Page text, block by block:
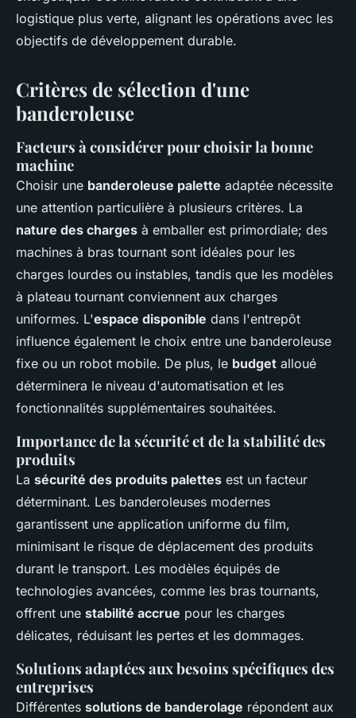
logistique plus verte, alignant les opérations avec les
objectifs de développement durable.
Critères de sélection d'une
banderoleuse
Facteurs à considérer pour choisir la bonne
machine
Choisir une banderoleuse palette adaptée nécessite
une attention particulière à plusieurs critères. La
nature des charges à emballer est primordiale; des
machines à bras tournant sont idéales pour les
charges lourdes ou instables, tandis que les modèles
à plateau tournant conviennent aux charges
uniformes. L'espace disponible dans l'entrepôt
influence également le choix entre une banderoleuse
fixe ou un robot mobile. De plus, le budget alloué
déterminera le niveau d'automatisation et les
fonctionnalités supplémentaires souhaitées.
Importance de la sécurité et de la stabilité des
produits
La sécurité des produits palettes est un facteur
déterminant. Les banderoleuses modernes
garantissent une application uniforme du film,
minimisant le risque de déplacement des produits
durant le transport. Les modèles équipés de
technologies avancées, comme les bras tournants,
offrent une stabilité accrue pour les charges
délicates, réduisant les pertes et les dommages.
Solutions adaptées aux besoins spécifiques des
entreprises
Différentes solutions de banderolage répondent aux